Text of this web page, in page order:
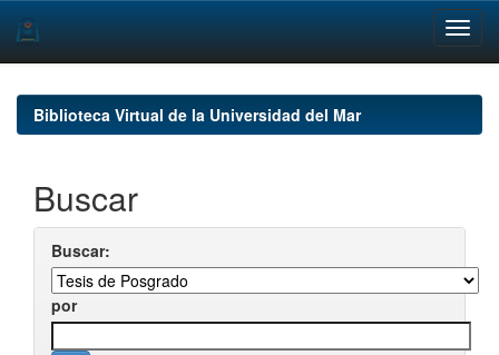
navigationBiblioteca Virtual de la Universidad del Mar
Buscar
Buscar:
por